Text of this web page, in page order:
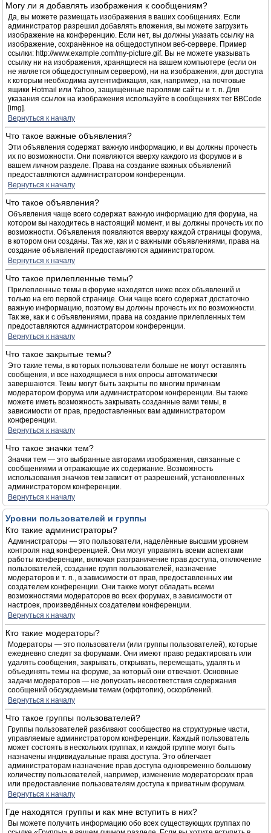
Могу ли я добавлять изображения к сообщениям?
Да, вы можете размещать изображения в ваших сообщениях. Если
администратор разрешил добавлять вложения, вы можете загрузить
изображение на конференцию. Если нет, вы должны указать ссылку на
изображение, сохранённое на общедоступном веб-сервере. Пример
ссылки: http://www.example.com/my-picture.gif. Вы не можете указывать
ссылку ни на изображения, хранящиеся на вашем компьютере (если он
не является общедоступным сервером), ни на изображения, для доступа
к которым необходима аутентификация, как, например, на почтовые
ящики Hotmail или Yahoo, защищённые паролями сайты и т. п. Для
указания ссылок на изображения используйте в сообщениях тег BBCode
[img].
Вернуться к началу
Что такое важные объявления?
Эти объявления содержат важную информацию, и вы должны прочесть
их по возможности. Они появляются вверху каждого из форумов и в
вашем личном разделе. Права на создание важных объявлений
предоставляются администратором конференции.
Вернуться к началу
Что такое объявления?
Объявления чаще всего содержат важную информацию для форума, на
котором вы находитесь в настоящий момент, и вы должны прочесть их по
возможности. Объявления появляются вверху каждой страницы форума,
в котором они созданы. Так же, как и с важными объявлениями, права на
создание объявлений предоставляются администратором.
Вернуться к началу
Что такое прилепленные темы?
Прилепленные темы в форуме находятся ниже всех объявлений и
только на его первой странице. Они чаще всего содержат достаточно
важную информацию, поэтому вы должны прочесть их по возможности.
Так же, как и с объявлениями, права на создание прилепленных тем
предоставляются администратором конференции.
Вернуться к началу
Что такое закрытые темы?
Это такие темы, в которых пользователи больше не могут оставлять
сообщения, и все находящиеся в них опросы автоматически
завершаются. Темы могут быть закрыты по многим причинам
модератором форума или администратором конференции. Вы также
можете иметь возможность закрывать созданные вами темы, в
зависимости от прав, предоставленных вам администратором
конференции.
Вернуться к началу
Что такое значки тем?
Значки тем — это выбранные авторами изображения, связанные с
сообщениями и отражающие их содержание. Возможность
использования значков тем зависит от разрешений, установленных
администратором конференции.
Вернуться к началу
Уровни пользователей и группы
Кто такие администраторы?
Администраторы — это пользователи, наделённые высшим уровнем
контроля над конференцией. Они могут управлять всеми аспектами
работы конференции, включая разграничение прав доступа, отключение
пользователей, создание групп пользователей, назначение
модераторов и т. п., в зависимости от прав, предоставленных им
создателем конференции. Они также могут обладать всеми
возможностями модераторов во всех форумах, в зависимости от
настроек, произведённых создателем конференции.
Вернуться к началу
Кто такие модераторы?
Модераторы — это пользователи (или группы пользователей), которые
ежедневно следят за форумами. Они имеют право редактировать или
удалять сообщения, закрывать, открывать, перемещать, удалять и
объединять темы на форуме, за который они отвечают. Основные
задачи модераторов — не допускать несоответствия содержания
сообщений обсуждаемым темам (оффтопик), оскорблений.
Вернуться к началу
Что такое группы пользователей?
Группы пользователей разбивают сообщество на структурные части,
управляемые администратором конференции. Каждый пользователь
может состоять в нескольких группах, и каждой группе могут быть
назначены индивидуальные права доступа. Это облегчает
администраторам назначение прав доступа одновременно большому
количеству пользователей, например, изменение модераторских прав
или предоставление пользователям доступа к приватным форумам.
Вернуться к началу
Где находятся группы и как мне вступить в них?
Вы можете получить информацию обо всех существующих группах по